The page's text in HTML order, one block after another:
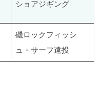
ショアジギング
磯ロックフィッシ
ュ・サーフ遠投